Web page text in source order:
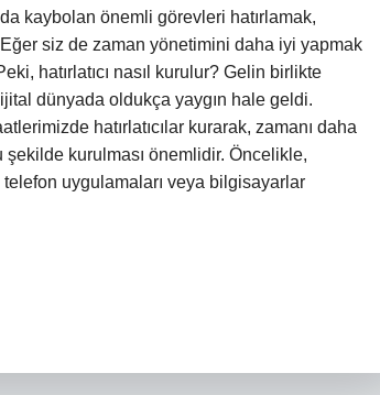
kaybolan önemli görevleri hatırlamak,
siz de zaman yönetimini daha iyi yapmak
hatırlatıcı nasıl kurulur? Gelin birlikte
dünyada oldukça yaygın hale geldi.
hatırlatıcılar kurarak, zamanı daha
şekilde kurulması önemlidir. Öncelikle,
uygulamaları veya bilgisayarlar